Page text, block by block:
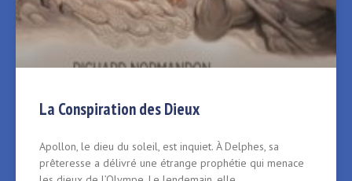
La Conspiration des Dieux
Apollon, le dieu du soleil, est inquiet. À Delphes, sa
prêteresse a délivré une étrange prophétie qui menace